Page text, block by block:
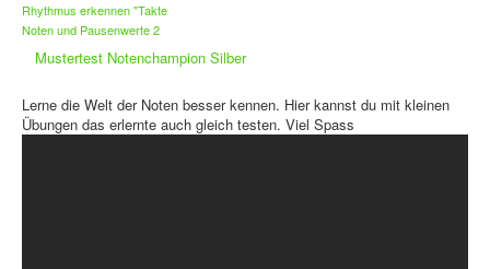
Rhythmus erkennen "Takte
Noten und Pausenwerte 2
Mustertest Notenchampion Silber
Lerne die Welt der Noten besser kennen. Hier kannst du mit kleinen
Übungen das erlernte auch gleich testen. Viel Spass